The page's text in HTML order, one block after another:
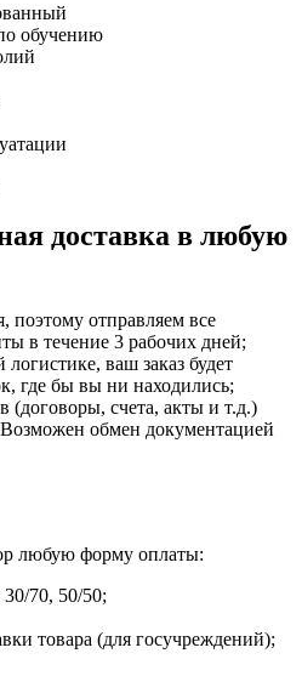
обучению
доставка в любую
отправляем все
в течение 3 рабочих дней;
ваш заказ будет
где бы вы ни находились;
(договоры, счета, акты и т.д.)
Возможен обмен документацией
любую форму оплаты:
30/70, 50/50;
товара (для госучреждений);